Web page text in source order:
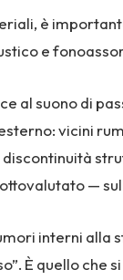
è
e
al suono di
vicini
—
interni alla
È quello che